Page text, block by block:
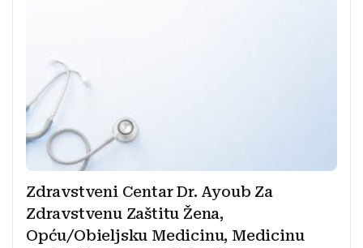
Zdravstveni Centar Dr. Ayoub Za
Zdravstvenu Zaštitu Žena,
Opću/Obieljsku Medicinu, Medicinu